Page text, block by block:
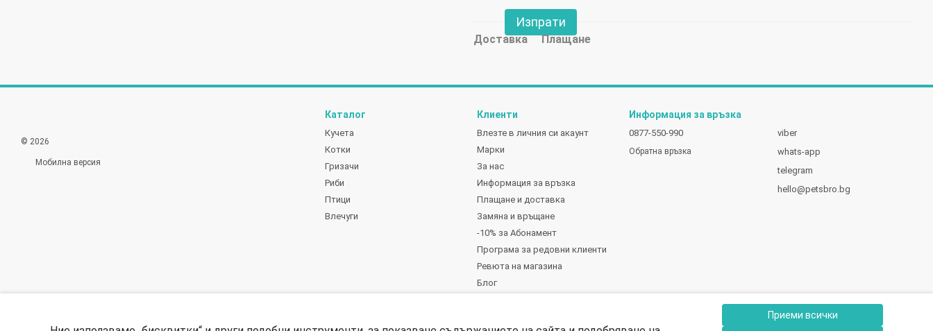
Приеми всички
Изпрати
Доставка Плащане
© 2026
Мобилна версия
Каталог
Кучета
Котки
Гризачи
Риби
Птици
Влечуги
Клиенти
Влезте в личния си акаунт
Марки
За нас
Информация за връзка
Плащане и доставка
Замяна и връщане
-10% за Абонамент
Програма за редовни клиенти
Ревюта на магазина
Блог
Информация за връзка
0877-550-990
Обратна връзка
viber
whats-app
telegram
hello@petsbro.bg